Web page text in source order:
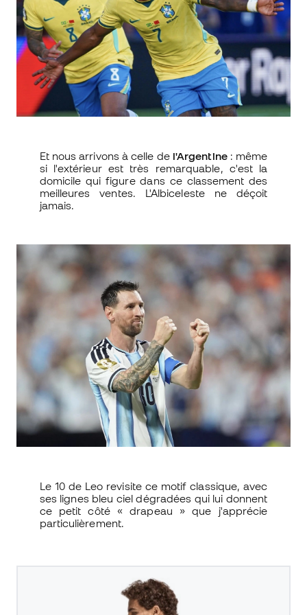
Et nous arrivons à celle de l'Argentine: même
si l'extérieur est très remarquable, c'est la
domicile qui figure dans ce classement des
meilleures ventes. L'Albiceleste ne déçoit
jamais.
Le 10 de Leo revisite ce motif classique, avec
ses lignes bleu ciel dégradées qui lui donnent
ce petit côté « drapeau » que j'apprécie
particulièrement.